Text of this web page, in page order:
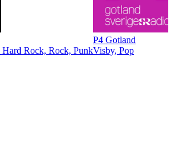
Rock, Rock, Punk
P4 Gotland
Visby, Pop